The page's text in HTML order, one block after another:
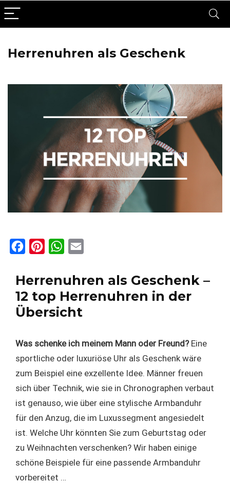
Herrenuhren als Geschenk
c
e
b
n
t
e
e
s
t
W
a
t
s
p
a
i
Herrenuhren als Geschenk –
12 top Herrenuhren in der
Übersicht
Was schenke ich meinem Mann oder Freund?Eine
sportliche oder luxuriöse Uhr als Geschenk wäre
zum Beispiel eine exzellente Idee. Männer freuen
sich über Technik, wie sie in Chronographen verbaut
ist genauso, wie über eine stylische Armbanduhr
für den Anzug, die im Luxussegment angesiedelt
ist. Welche Uhr könnten Sie zum Geburtstag oder
zu Weihnachten verschenken? Wir haben einige
schöne Beispiele für eine passende Armbanduhr
vorbereitet …